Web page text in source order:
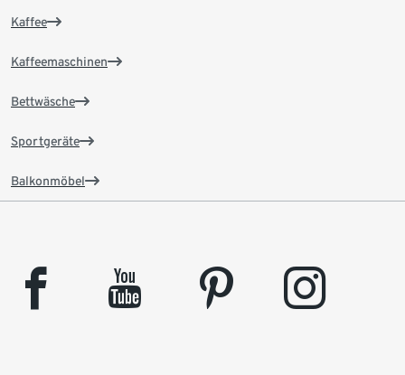
Kaffee
Kaffeemaschinen
Bettwäsche
Sportgeräte
Balkonmöbel
facebook youtube pinterest instagram